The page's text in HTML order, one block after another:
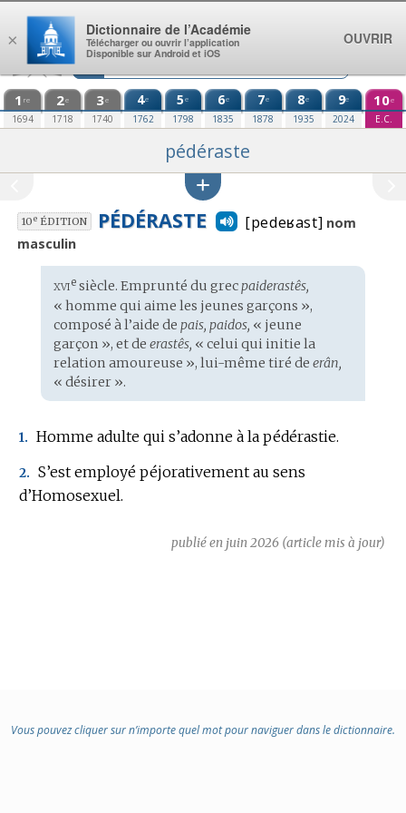
Aller au contenu
1 re
1694
2e
1718
3e
1740
4e
1762
5e
1798
6e
1835
7e
1878
8e
1935
9e
2024
10e
E.C.
pédéraste
10eÉDITION PÉDÉRASTE [pedeʁast] nom
masculin
Étymologie
:
xviesiècle. Emprunté du grecpaiderastês,
« homme qui aime les jeunes garçons »,
composé à l’aide de pais, paidos, « jeune
garçon », et de erastês, « celui qui initie la
relation amoureuse », lui-même tiré de erân,
« désirer ».
1. Homme adulte qui s’adonne à la pédérastie.
2. S’est employé péjorativement au sens
d’Homosexuel.
publié en juin 2026 (article mis à jour)
Vous pouvez cliquer sur n’importe quel mot pour naviguer dans le dictionnaire.
×
Dictionnaire de l’Académie
Télécharger ou ouvrir l’application
Disponible sur Android et iOS
OUVRIR